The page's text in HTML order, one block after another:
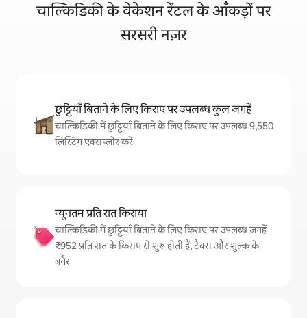
चाल्किडिकी के वेकेशन रेंटल के आँकड़ों पर
सरसरी नज़र
छुट्टियाँ बिताने के लिए किराए पर उपलब्ध कुल जगहें
चाल्किडिकी में छुट्टियाँ बिताने के लिए किराए पर उपलब्ध 9,550
लिस्टिंग एक्सप्लोर करें
न्यूनतम प्रति रात किराया
चाल्किडिकी में छुट्टियाँ बिताने के लिए किराए पर उपलब्ध जगहें
₹952 प्रति रात के किराए से शुरू होती हैं, टैक्स और शुल्क के
बगैर